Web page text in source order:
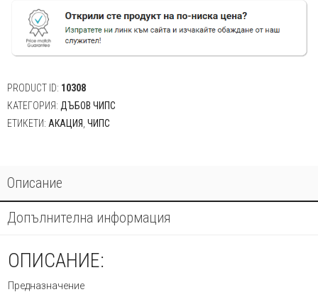
50гр.
PRODUCT ID: 10308
КАТЕГОРИЯ: ДЪБОВ ЧИПС
ЕТИКЕТИ: АКАЦИЯ ЧИПС
Описание
Допълнителна информация
ОПИСАНИЕ:
Предназначение